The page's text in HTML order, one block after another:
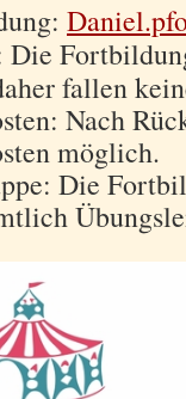
Die
fallen
Nach
möglich.
Die